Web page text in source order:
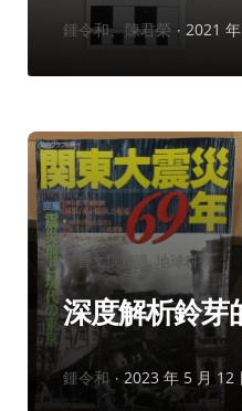
作
鍾令和、陳君榮 2021
分
類：
科普文摘精選 地球科學
深度解析鈴芽
作
鍾令和 2023 年 5 月 12